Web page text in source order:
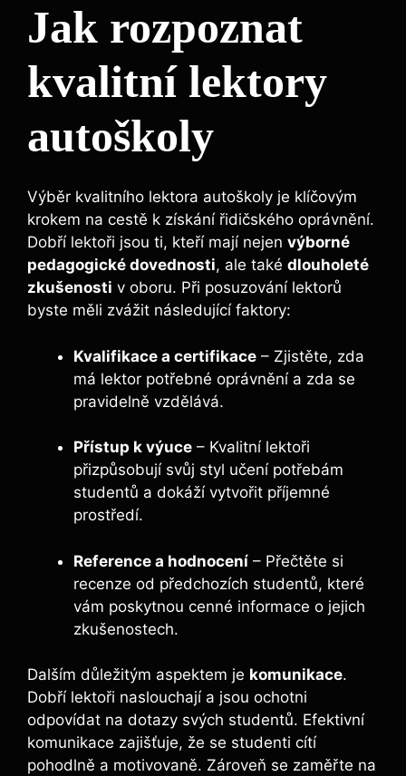
Jak rozpoznat
kvalitní lektory
autoškoly
Výběr kvalitního lektora autoškoly je klíčovým
krokem na cestě k získání řidičského oprávnění.
Dobří lektoři jsou ti, kteří mají nejen výborné
pedagogické dovednosti, ale také dlouholeté
zkušenosti v oboru. Při posuzování lektorů
byste měli zvážit následující faktory:
Kvalifikace a certifikace – Zjistěte, zda
má lektor potřebné oprávnění a zda se
pravidelně vzdělává.
Přístup k výuce – Kvalitní lektoři
přizpůsobují svůj styl učení potřebám
studentů a dokáží vytvořit příjemné
prostředí.
Reference a hodnocení – Přečtěte si
recenze od předchozích studentů, které
vám poskytnou cenné informace o jejich
zkušenostech.
Dalším důležitým aspektem je komunikace.
Dobří lektoři naslouchají a jsou ochotni
odpovídat na dotazy svých studentů. Efektivní
komunikace zajišťuje, že se studenti cítí
pohodlně a motivovaně. Zároveň se zaměřte na